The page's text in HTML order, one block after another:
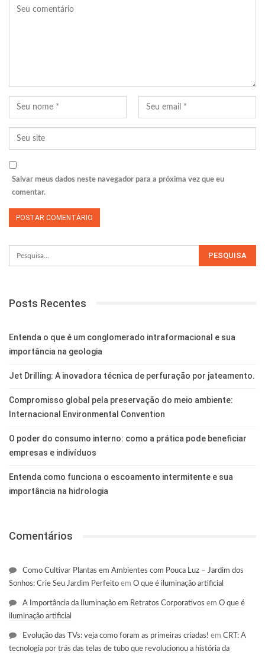
Salvar meus dados neste navegador para a próxima vez que eu
comentar.
Posts Recentes
Entenda o que é um conglomerado intraformacional e sua
importância na geologia
Jet Drilling: A inovadora técnica de perfuração por jateamento.
Compromisso global pela preservação do meio ambiente:
Internacional Environmental Convention
O poder do consumo interno: como a prática pode beneficiar
empresas e indivíduos
Entenda como funciona o escoamento intermitente e sua
importância na hidrologia
Comentários
Como Cultivar Plantas em Ambientes com Pouca Luz – Jardim dos
Sonhos: Crie Seu Jardim Perfeito em O que é iluminação artificial
A Importância da Iluminação em Retratos Corporativos em O que é
iluminação artificial
Evolução das TVs: veja como foram as primeiras criadas! em CRT: A
tecnologia por trás das telas de tubo que revolucionou a história da